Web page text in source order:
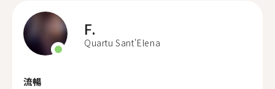
F.
Quartu Sant'Elena
流暢